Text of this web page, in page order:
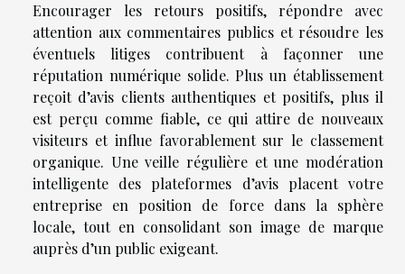
Encourager les retours positifs, répondre avec
attention aux commentaires publics et résoudre les
éventuels litiges contribuent à façonner une
réputation numérique solide. Plus un établissement
reçoit d’avis clients authentiques et positifs, plus il
est perçu comme fiable, ce qui attire de nouveaux
visiteurs et influe favorablement sur le classement
organique. Une veille régulière et une modération
intelligente des plateformes d’avis placent votre
entreprise en position de force dans la sphère
locale, tout en consolidant son image de marque
auprès d’un public exigeant.